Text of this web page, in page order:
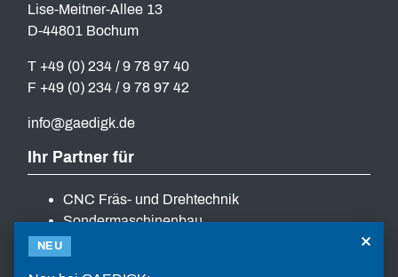
Lise-Meitner-Allee 13
D-44801 Bochum
T +49 (0) 234 / 9 78 97 40
F +49 (0) 234 / 9 78 97 42
info gaedigk de
Ihr Partner für
CNC Fräs- und Drehtechnik
Sondermaschinenbau
×
NEU